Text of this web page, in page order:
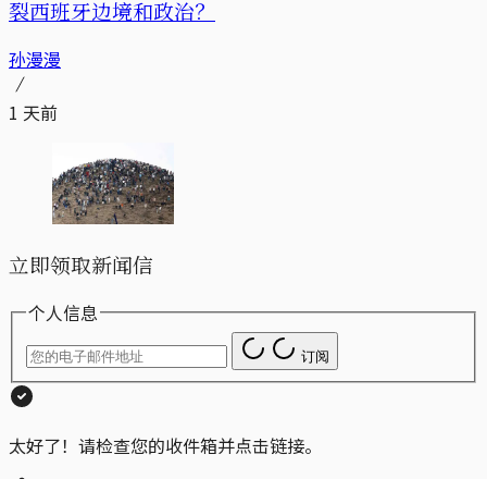
裂西班牙边境和政治？
孙漫漫
1 天前
立即领取新闻信
个人信息
订阅
太好了！请检查您的收件箱并点击链接。